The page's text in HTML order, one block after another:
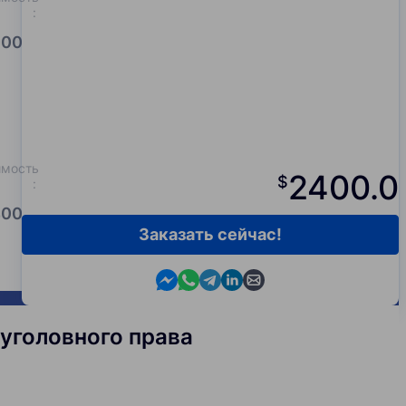
:
:
$2400.0
Contact us in Messenger
Contact us in WhatsApp
Contact us in Telegram
Contact us in Viber
Contact us by email
Заказать сейчас!
права